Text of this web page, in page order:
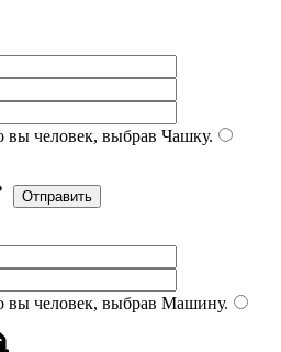
вы человек, выбрав Чашку.
вы человек, выбрав Машину.